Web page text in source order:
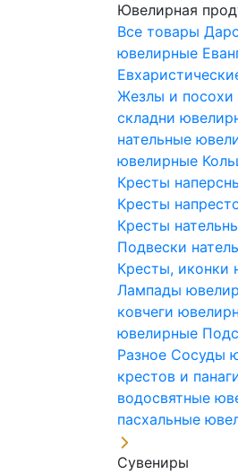
Ювелирная
Все товары
ювелирные
Жезлы и
складни
нательные
ювелирные
Кресты
Кресты
Кресты
Подвески
Кресты, иконки
Лампады
ковчеги
ювелирные
Разное Сосуды
крестов и
водосвятные
пасхальные
Сувениры